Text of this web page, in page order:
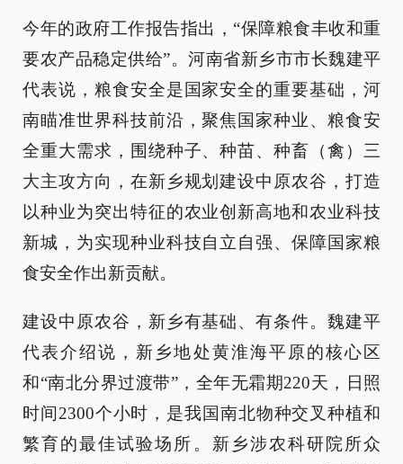
今年的政府工作报告指出，“保障粮食丰收和重
要农产品稳定供给”。河南省新乡市市长魏建平
代表说，粮食安全是国家安全的重要基础，河
南瞄准世界科技前沿，聚焦国家种业、粮食安
全重大需求，围绕种子、种苗、种畜（禽）三
大主攻方向，在新乡规划建设中原农谷，打造
以种业为突出特征的农业创新高地和农业科技
新城，为实现种业科技自立自强、保障国家粮
食安全作出新贡献。
建设中原农谷，新乡有基础、有条件。魏建平
代表介绍说，新乡地处黄淮海平原的核心区
和“南北分界过渡带”，全年无霜期220天，日照
时间2300个小时，是我国南北物种交叉种植和
繁育的最佳试验场所。新乡涉农科研院所众